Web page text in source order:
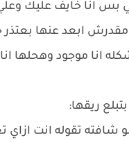
بس انا خايف عليك
مقدرش ابعد عنها بعتذر
انا موجود وهحلها انا
ريقها:
شافته تقوله انت ازاي